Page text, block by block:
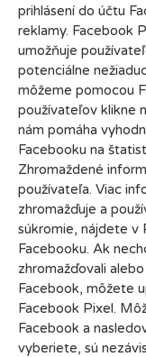
prihlásení do účtu
reklamy. Facebook
umožňuje
potenciálne
môžeme pomocou
používateľov klikne
nám pomáha
Facebooku na
Zhromaždené
používateľa. Viac
zhromažďuje a
súkromie, nájdete v
Facebooku. Ak
zhromažďovali
Facebook, môžete
Facebook Pixel.
Facebook a
vyberiete, sú